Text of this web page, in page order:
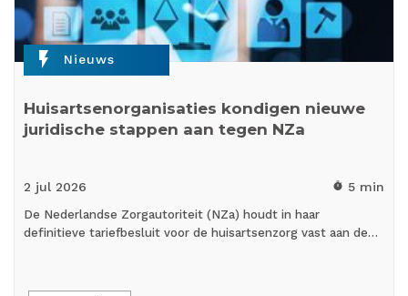
flash_on Nieuws
Huisartsenorganisaties kondigen nieuwe
juridische stappen aan tegen NZa
2 jul 2026 timer 5 min
De Nederlandse Zorgautoriteit (NZa) houdt in haar
definitieve tariefbesluit voor de huisartsenzorg vast aan de…